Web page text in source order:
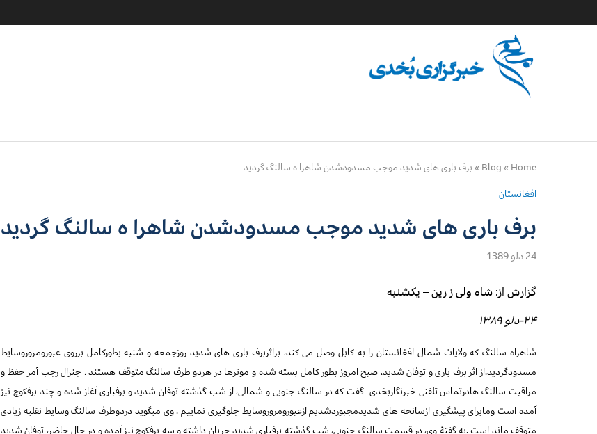
Home
»
Blog
» برف باری های شدید موجب مسدودشدن شاهرا ه سالنگ گردید
افغانستان
برف باری های شدید موجب مسدودشدن شاهرا ه سالنگ گردید
24 دلو 1389
گزارش از: شاه ولی ز رین – یکشنبه
۲۴-دلو ۱۳۸۹
شاهراه سالنگ که ولايات شمالى افغانستان را به کابل وصل مى کند، براثربرف باری های شدید روزجمعه و شنبه بطورکامل برروی عبورومروروسایط
مسدودگردید.از اثر برف بارى و توفان شديد، صبح امروز بطور کامل بسته شده و موترها در هردو طرف سالنگ متوقف هستند . جنرال رجب آمر حفظ و
مراقبت سالنگ هادرتماس تلفنی خبرنگاربخدی گفت که در سالنگ جنوبی و شمالی، از شب گذشته توفان شدید و برفباری آغاز شده و چند برفکوچ نیز
آمده است ومابرای پیشگیری ازسانحه های شدیدمجبوردشدیم ازعبورومروروسایط جلوگیری نماییم . وی میگوید دردوطرف سالنگ وسایط نقلیه زیادی
متوقف ماند است .به گفتۀ وى، در قسمت سالنگ جنوبی، شب گذشته برفباری شدید جریان داشته و سه برفکوچ نیز آمده و در حال حاضر، توفان شدید